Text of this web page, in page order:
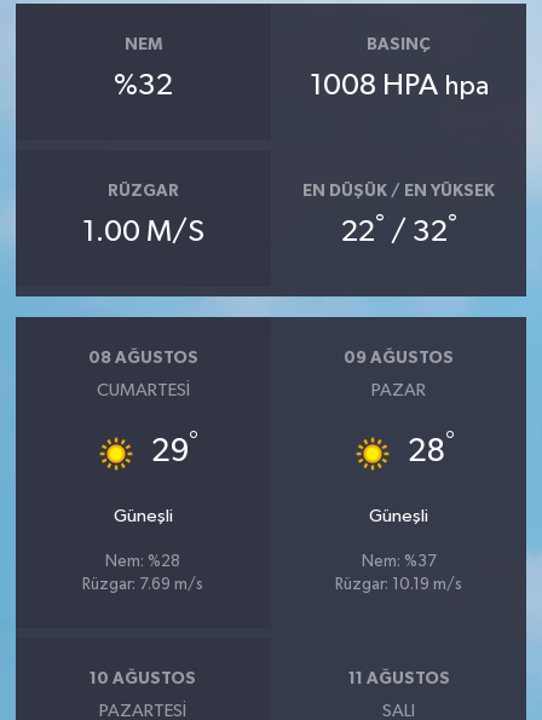
NEM
%32
BASINÇ
1008 HPA hpa
RÜZGAR
1.00 M/S
EN DÜŞÜK / EN YÜKSEK
22° / 32°
08 AĞUSTOS
CUMARTESI
29°
Güneşli
Nem: %28
Rüzgar: 7.69 m/s
09 AĞUSTOS
PAZAR
28°
Güneşli
Nem: %37
Rüzgar: 10.19 m/s
10 AĞUSTOS
PAZARTESI
11 AĞUSTOS
SALI